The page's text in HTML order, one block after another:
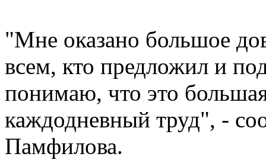
"Мне оказано большое
всем, кто предложил и
понимаю, что это
каждодневный труд", -
Памфилова.